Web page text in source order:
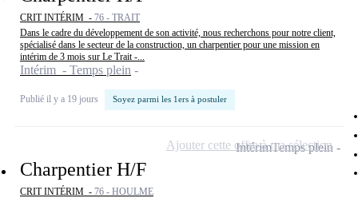
CRIT INTÉRIM - 76 - TRAIT
Dans le cadre du développement de son activité, nous recherchons pour notre client,
spécialisé dans le secteur de la construction, un charpentier pour une mission en
intérim de 3 mois sur Le Trait -...
Intérim - Temps plein
Publié il y a 19 jours Soyez parmi les 1ers à postuler
Charpentier H/F
CRIT INTÉRIM - 76 - HOULME
IntérimTemps plein
Ajouter cette offre à ma sélection